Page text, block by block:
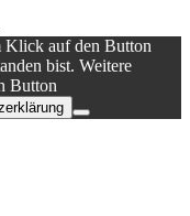
Klick auf den Button
bist. Weitere
Button